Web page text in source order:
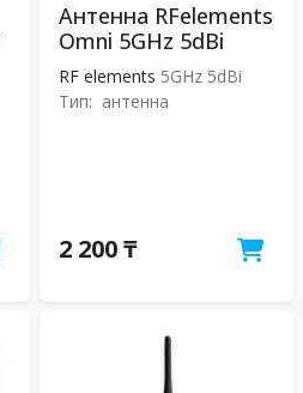
Антенна RFelements
Omni 5GHz 5dBi
RF elements 5GHz 5dBi
Тип: антенна
2 200 ₸